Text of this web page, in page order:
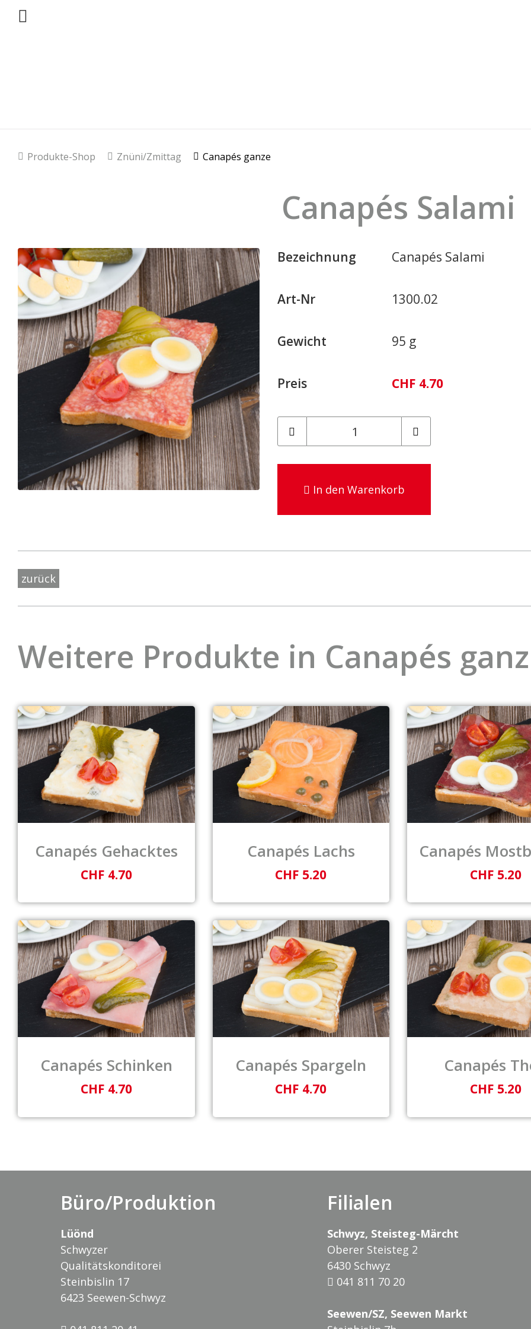
Produkte-Shop Znüni/Zmittag Canapés ganze
Canapés Salami
Bezeichnung Canapés Salami
Art-Nr 1300.02
Gewicht 95 g
Preis CHF 4.70
In den Warenkorb
zurück
Weitere Produkte in Canapés
Canapés Gehacktes
CHF 4.70
Canapés Lachs
CHF 5.20
Canapés
CHF 5.20
Canapés Schinken
CHF 4.70
Canapés Spargeln
CHF 4.70
Canapés
CHF 5.20
Büro/Produktion
Lüönd
Schwyzer
Qualitätskonditorei
Steinbislin 17
6423 Seewen-Schwyz
Filialen
Schwyz, Steisteg-Märcht
Oberer Steisteg 2
6430 Schwyz
041 811 70 20
Seewen/SZ, Seewen Markt